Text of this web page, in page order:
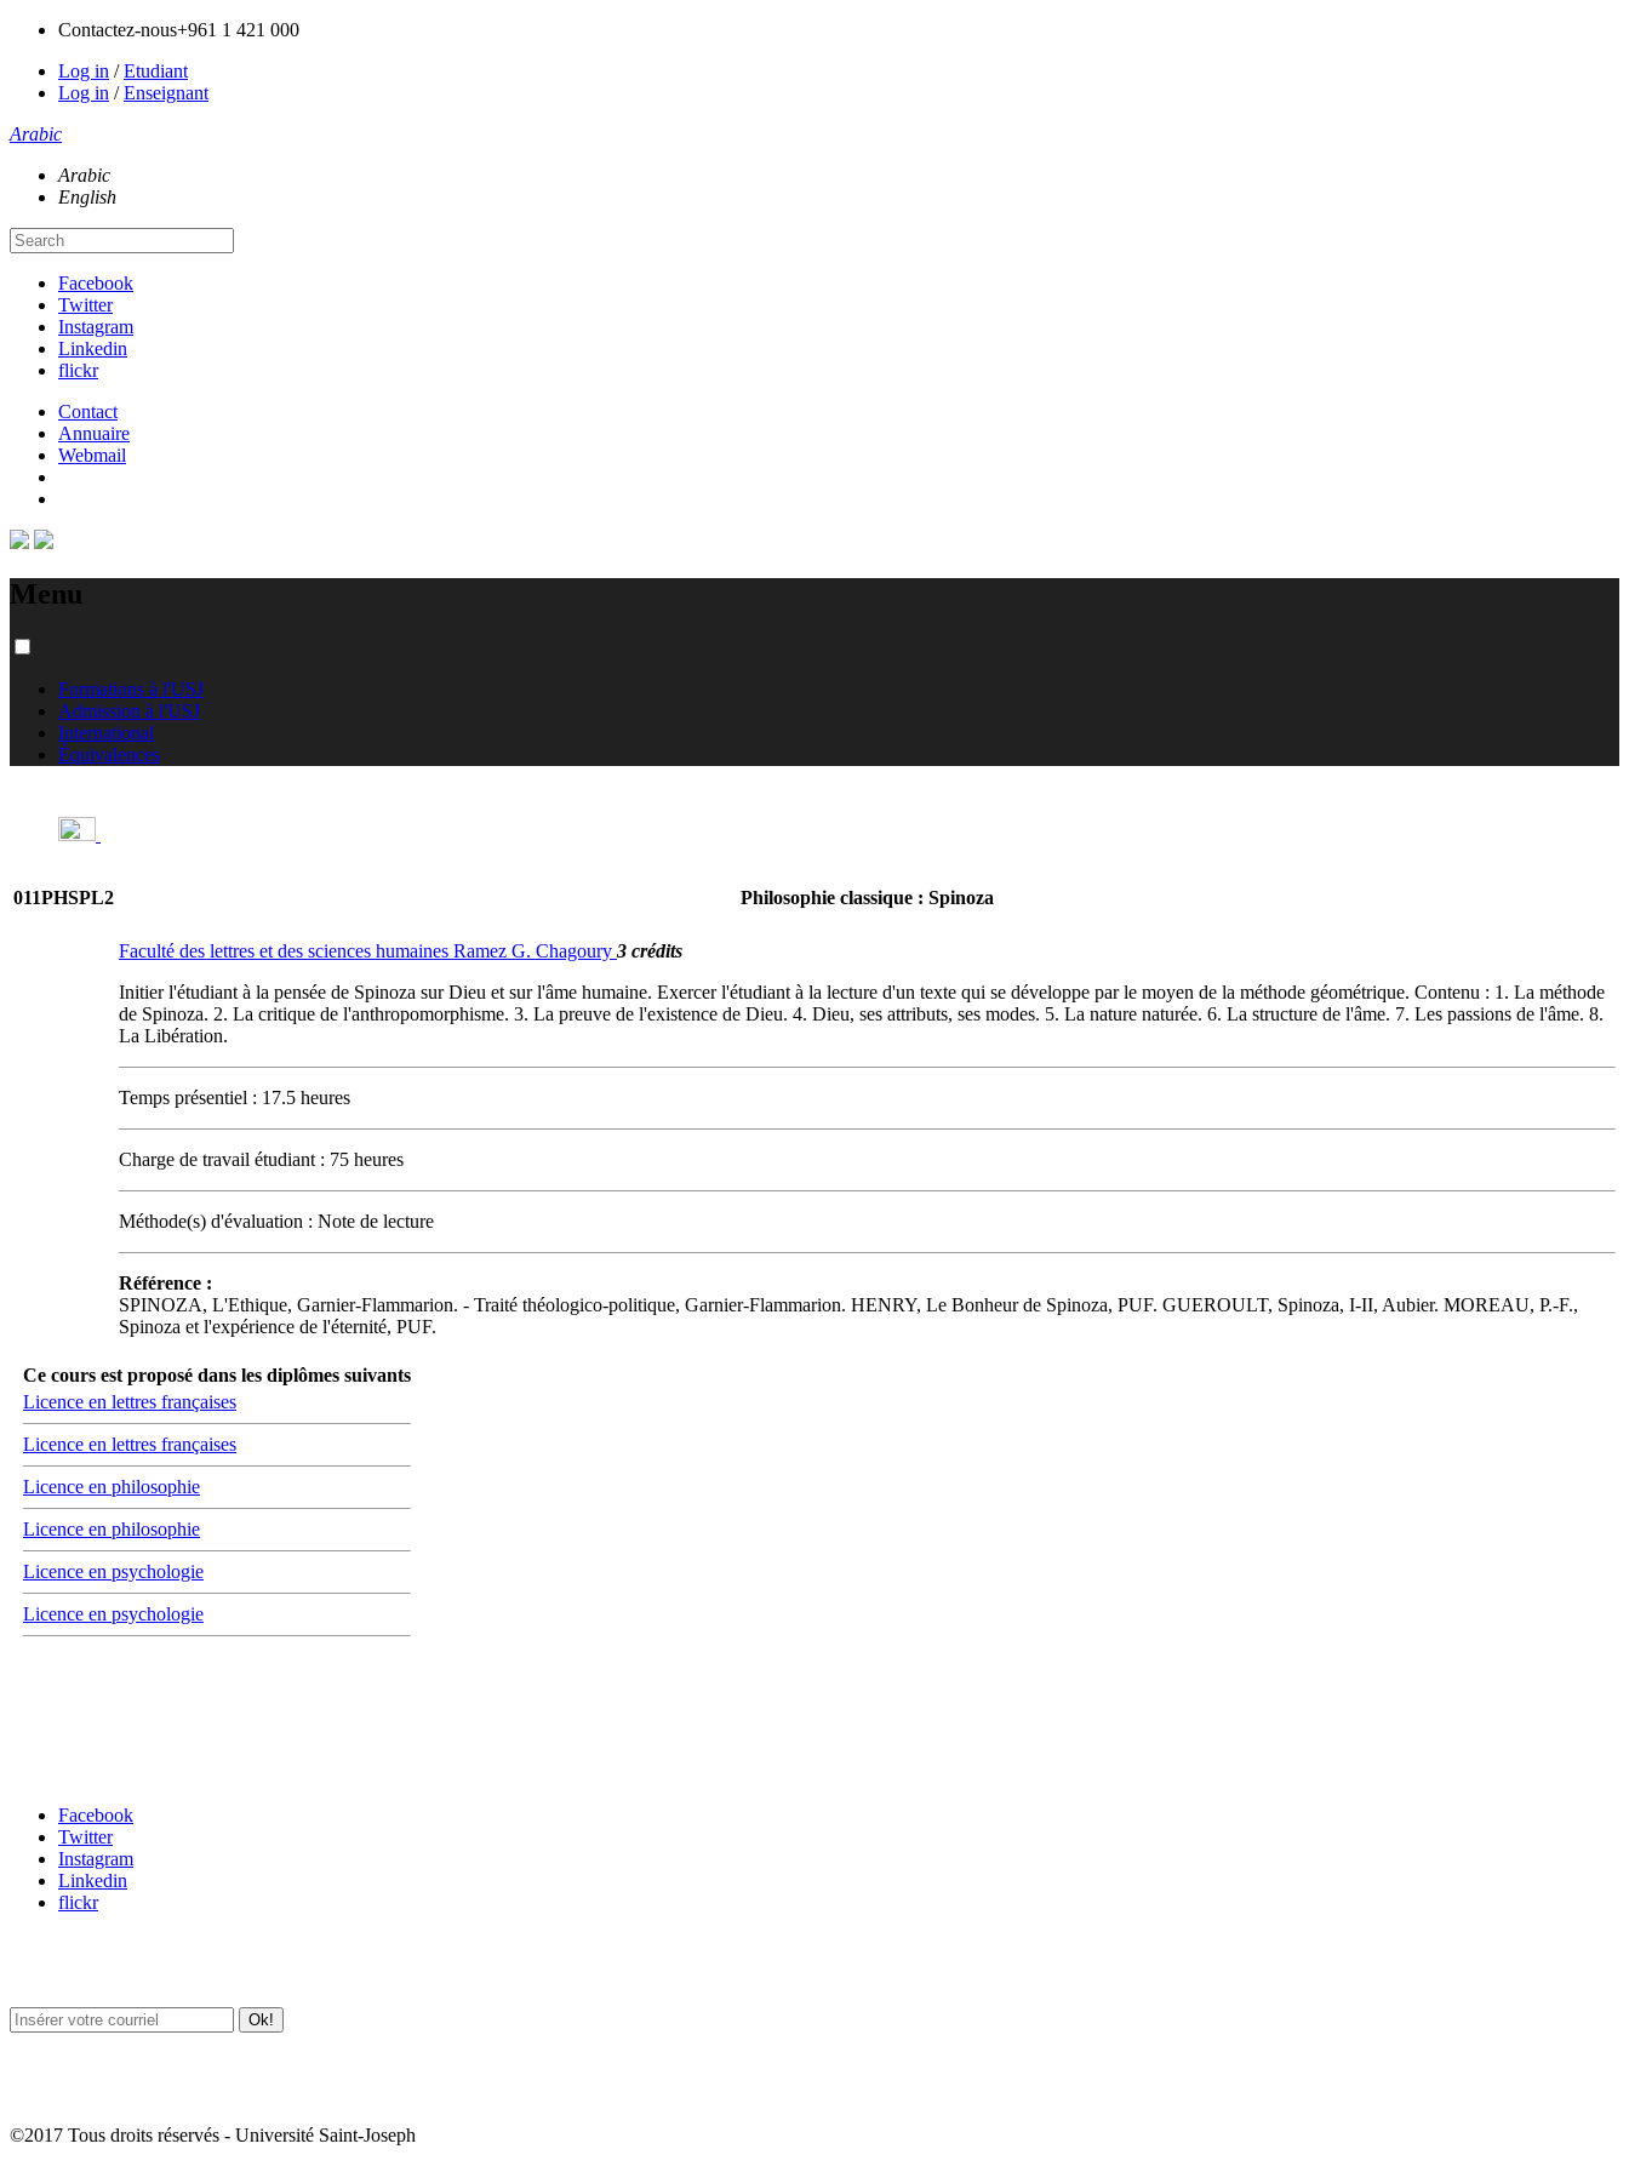
Contactez-nous+961 1 421 000
Log in /Etudiant
Log in /Enseignant
Arabic
Arabic
English
Facebook
Twitter
Instagram
Linkedin
flickr
Contact
Annuaire
Webmail
Menu
Formations à l'USJ
Admission à l'USJ
International
Équivalences
011PHSPL2 Philosophie classique : Spinoza
Faculté des lettres et des sciences humaines Ramez G. Chagoury 3 crédits
Initier l'étudiant à la pensée de Spinoza sur Dieu et sur l'âme humaine. Exercer l'étudiant à la lecture d'un texte qui se développe par le moyen de la méthode géométrique. Contenu : 1. La méthode
de Spinoza. 2. La critique de l'anthropomorphisme. 3. La preuve de l'existence de Dieu. 4. Dieu, ses attributs, ses modes. 5. La nature naturée. 6. La structure de l'âme. 7. Les passions de l'âme. 8.
La Libération.
Temps présentiel : 17.5 heures
Charge de travail étudiant : 75 heures
Méthode(s) d'évaluation : Note de lecture
Référence :
SPINOZA, L'Ethique, Garnier-Flammarion. - Traité théologico-politique, Garnier-Flammarion. HENRY, Le Bonheur de Spinoza, PUF. GUEROULT, Spinoza, I-II, Aubier. MOREAU, P.-F.,
Spinoza et l'expérience de l'éternité, PUF.
Ce cours est proposé dans les diplômes suivants
Licence en lettres françaises
Licence en lettres françaises
Licence en philosophie
Licence en philosophie
Licence en psychologie
Licence en psychologie
Facebook
Twitter
Instagram
Linkedin
flickr
©2017 Tous droits réservés - Université Saint-Joseph